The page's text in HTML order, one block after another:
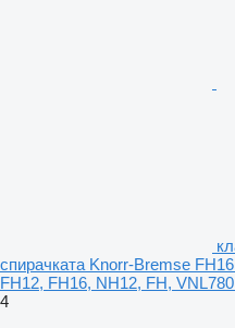
спирачката Knorr-Bremse
FH12, FH16, NH12, FH,
4